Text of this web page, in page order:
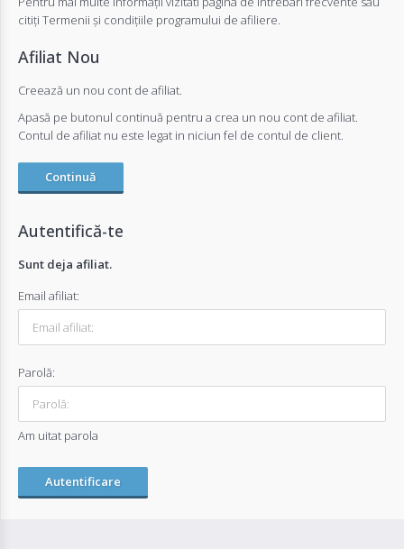
te
Înregistrează-
te
Oferta
citiți Termenii și condițiile programului de afiliere.
Afiliat Nou
Creează un nou cont de afiliat.
Apasă pe butonul continuă pentru a crea un nou cont de afiliat.
Contul de afiliat nu este legat in niciun fel de contul de client.
Continuă
Autentifică-te
Sunt deja afiliat.
Email afiliat:
Parolă:
Am uitat parola